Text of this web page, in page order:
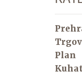
Plan